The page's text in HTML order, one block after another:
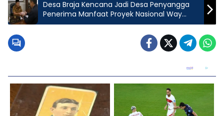
Desa Braja Kencana Jadi Desa Penyangga
Penerima Manfaat Proyek Nasional Way
Kambas